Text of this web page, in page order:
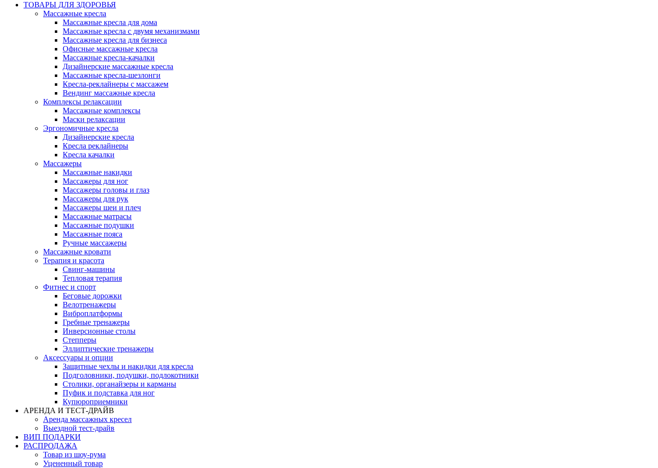
ТОВАРЫ ДЛЯ ЗДОРОВЬЯ
Массажные кресла
Массажные кресла для дома
Массажные кресла с двумя механизмами
Массажные кресла для бизнеса
Офисные массажные кресла
Массажные кресла-качалки
Дизайнерские массажные кресла
Массажные кресла-шезлонги
Кресла-реклайнеры с массажем
Вендинг массажные кресла
Комплексы релаксации
Массажные комплексы
Маски релаксации
Эргономичные кресла
Дизайнерские кресла
Кресла реклайнеры
Кресла качалки
Массажеры
Массажные накидки
Массажеры для ног
Массажеры головы и глаз
Массажеры для рук
Массажеры шеи и плеч
Массажные матрасы
Массажные подушки
Массажные пояса
Ручные массажеры
Массажные кровати
Терапия и красота
Свинг-машины
Тепловая терапия
Фитнес и спорт
Беговые дорожки
Велотренажеры
Виброплатформы
Гребные тренажеры
Инверсионные столы
Степперы
Эллиптические тренажеры
Аксессуары и опции
Защитные чехлы и накидки для кресла
Подголовники, подушки, подлокотники
Столики, органайзеры и карманы
Пуфик и подставка для ног
Купюроприемники
АРЕНДА И ТЕСТ-ДРАЙВ
Аренда массажных кресел
Выездной тест-драйв
ВИП ПОДАРКИ
РАСПРОДАЖА
Товар из шоу-рума
Уцененный товар